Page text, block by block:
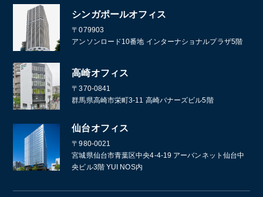
シンガポールオフィス
〒079903
アンソンロード10番地 インターナショナルプラザ5階
高崎オフィス
〒370-0841
群馬県高崎市栄町3-11 高崎バナーズビル5階
仙台オフィス
〒980-0021
宮城県仙台市青葉区中央4-4-19 アーバンネット仙台中
央ビル3階 YUI NOS内